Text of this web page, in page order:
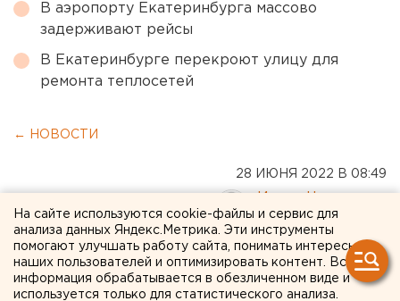
В аэропорту Екатеринбурга массово
задерживают рейсы
В Екатеринбурге перекроют улицу для
ремонта теплосетей
← НОВОСТИ
28 ИЮНЯ 2022 В 08:49
Россия на пороге кросс-
дефолта: решение Moody's
На сайте используются cookie-файлы и сервис для
анализа данных Яндекс.Метрика. Эти инструменты
помогают улучшать работу сайта, понимать интересы
наших пользователей и оптимизировать контент. Вся
информация обрабатывается в обезличенном виде и
используется только для статистического анализа.